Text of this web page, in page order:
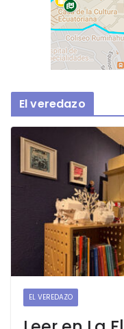
El veredazo
EL VEREDAZO